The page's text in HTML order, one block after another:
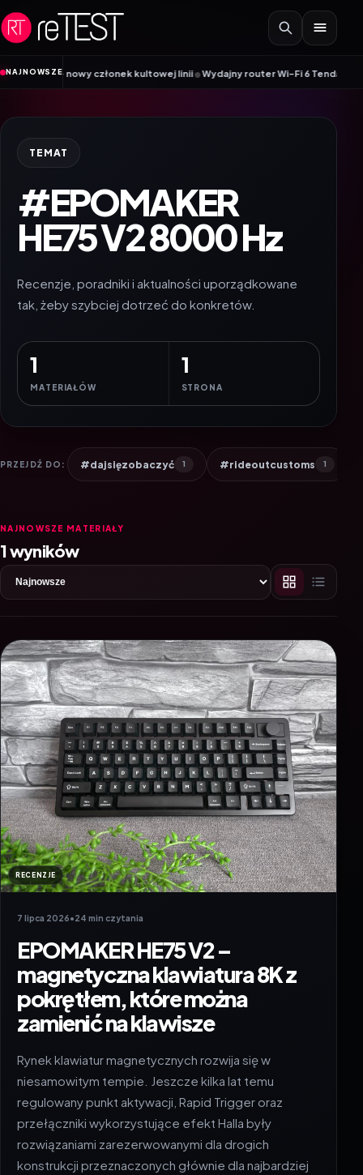
Przejdź do treści
NAJNOWSZE
– nowy członek kultowej linii•Wydajny router Wi-Fi 6 Tenda AX12 Pro
TEMAT
#EPOMAKER
HE75 V2 8000 Hz
Recenzje, poradniki i aktualności uporządkowane
tak, żeby szybciej dotrzeć do konkretów.
1
MATERIAŁÓW
1
STRONA
PRZEJDŹ DO: #dajsięzobaczyć 1 #rideoutcustoms 1
NAJNOWSZE MATERIAŁY
1 wyników
RECENZJE
7 lipca 2026•24 min czytania
EPOMAKER HE75 V2 –
magnetyczna klawiatura 8K z
pokrętłem, które można
zamienić na klawisze
Rynek klawiatur magnetycznych rozwija się w
niesamowitym tempie. Jeszcze kilka lat temu
regulowany punkt aktywacji, Rapid Trigger oraz
przełączniki wykorzystujące efekt Halla były
rozwiązaniami zarezerwowanymi dla drogich
konstrukcji przeznaczonych głównie dla najbardziej